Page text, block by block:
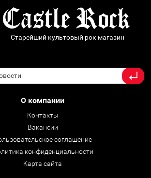
Старейший культовый рок магазин
О компании
Контакты
Вакансии
соглашение
конфиденциальности
Карта сайта